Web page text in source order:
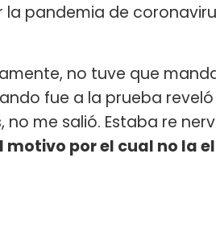
pandemia de
no tuve que
fue a la prueba reveló
me salió. Estaba re
motivo por el cual no la